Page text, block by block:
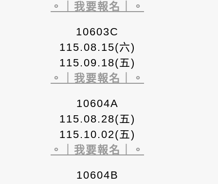
。｜我要報名｜。
10603C
115.08.15(六)
115.09.18(五)
。｜我要報名｜。
10604A
115.08.28(五)
115.10.02(五)
。｜我要報名｜。
10604B